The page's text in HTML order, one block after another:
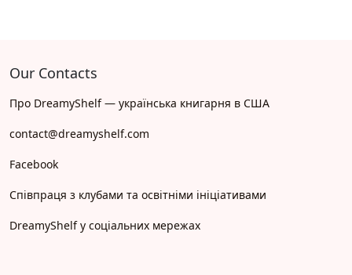
Our Contacts
Про DreamyShelf — українська книгарня в США
contact@dreamyshelf.com
Facebook
Співпраця з клубами та освітніми ініціативами
DreamyShelf у соціальних мережах